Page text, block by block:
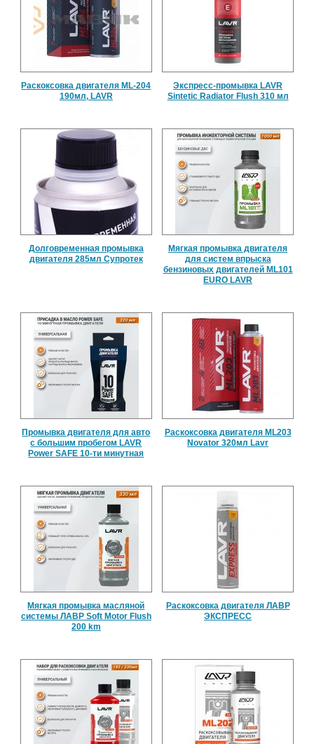
Раскоксовка двигателя ML-204
190мл, LAVR
Экспресс-промывка LAVR
Sintetic Radiator Flush 310 мл
Долговременная промывка
двигателя 285мл Супротек
Мягкая промывка двигателя
для систем впрыска
бензиновых двигателей ML101
EURO LAVR
Промывка двигателя для авто
с большим пробегом LAVR
Power SAFE 10-ти минутная
Раскоксовка двигателя ML203
Novator 320мл Lavr
Мягкая промывка масляной
системы ЛАВР Soft Motor Flush
200 km
Раскоксовка двигателя ЛАВР
ЭКСПРЕСС